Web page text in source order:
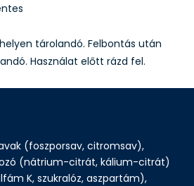
tárolandó. Felbontás után
Használat előtt rázd fel.
(foszporsav, citromsav),
(nátrium-citrát, kálium-citrát)
K, szukralóz, aszpartám),